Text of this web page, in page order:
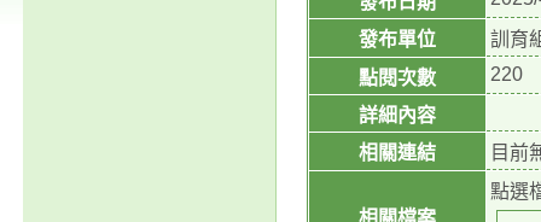
發布單位
訓育
點閱次數
220
詳細內容
相關連結
目前
相關檔案
點選